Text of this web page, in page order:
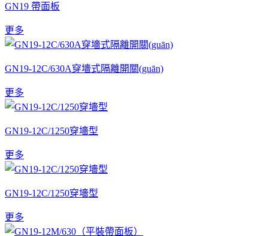
GN19 帶面板
更多
GN19-12C/630A穿墻式隔離開關(guān)
更多
GN19-12C/1250穿墻型
更多
GN19-12C/1250穿墻型
更多